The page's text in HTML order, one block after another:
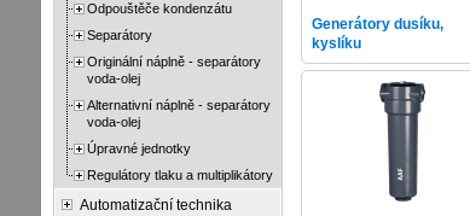
Generátory dusíku,
kyslíku
Odpouštěče kondenzátu
Separátory
Originální náplně - separátory
voda-olej
Alternativní náplně - separátory
voda-olej
Úpravné jednotky
Regulátory tlaku a multiplikátory
Automatizační technika